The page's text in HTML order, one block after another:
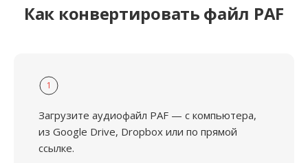
Как конвертировать файл PAF
1
Загрузите аудиофайл PAF — с компьютера,
из Google Drive, Dropbox или по прямой
ссылке.